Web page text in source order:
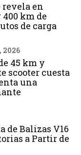
revela en
km de
de carga
2026
45 km y
scooter cuesta
una
de Balizas V16
a Partir de